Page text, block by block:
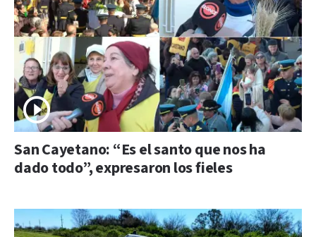
San Cayetano: “Es el santo que nos ha
dado todo”, expresaron los fieles